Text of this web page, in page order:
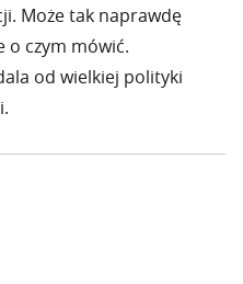
Może tak naprawdę
o czym mówić.
od wielkiej polityki